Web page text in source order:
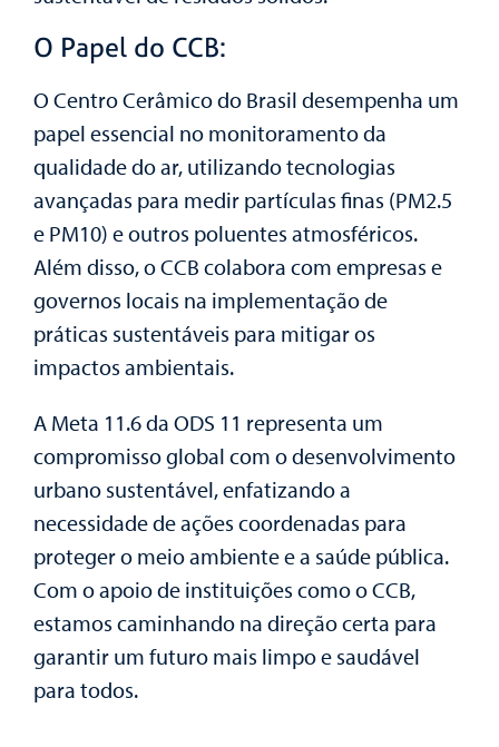
O Papel do CCB:
O Centro Cerâmico do Brasil desempenha um
papel essencial no monitoramento da
qualidade do ar, utilizando tecnologias
avançadas para medir partículas finas (PM2.5
e PM10) e outros poluentes atmosféricos.
Além disso, o CCB colabora com empresas e
governos locais na implementação de
práticas sustentáveis para mitigar os
impactos ambientais.
A Meta 11.6 da ODS 11 representa um
compromisso global com o desenvolvimento
urbano sustentável, enfatizando a
necessidade de ações coordenadas para
proteger o meio ambiente e a saúde pública.
Com o apoio de instituições como o CCB,
estamos caminhando na direção certa para
garantir um futuro mais limpo e saudável
para todos.